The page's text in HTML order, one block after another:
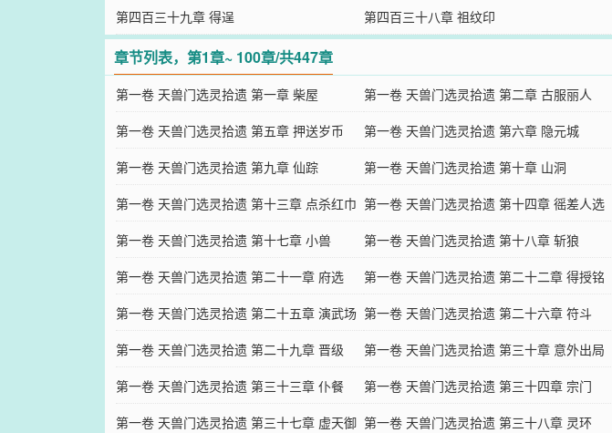
第四百三十九章 得逞
第四百三十八章 祖纹印
章节列表，第1章~ 100章/共447章
第一卷 天兽门选灵拾遗 第一章 柴屋 第一卷 天兽门选灵拾遗 第二章 古服丽人
第一卷 天兽门选灵拾遗 第五章 押送岁币
第一卷 天兽门选灵拾遗 第六章 隐元城
第一卷 天兽门选灵拾遗 第九章 仙踪
第一卷 天兽门选灵拾遗 第十章 山洞
第一卷 天兽门选灵拾遗 第十三章 点杀红巾
盗
第一卷 天兽门选灵拾遗 第十四章 徭差人选
第一卷 天兽门选灵拾遗 第十七章 小兽
第一卷 天兽门选灵拾遗 第十八章 斩狼
第一卷 天兽门选灵拾遗 第二十一章 府选
第一卷 天兽门选灵拾遗 第二十二章 得授铭
牌
第一卷 天兽门选灵拾遗 第二十五章 演武场 第一卷 天兽门选灵拾遗 第二十六章 符斗
第一卷 天兽门选灵拾遗 第二十九章 晋级
第一卷 天兽门选灵拾遗 第三十章 意外出局
第一卷 天兽门选灵拾遗 第三十三章 仆餐
第一卷 天兽门选灵拾遗 第三十四章 宗门
第一卷 天兽门选灵拾遗 第三十七章 虚天御 第一卷 天兽门选灵拾遗 第三十八章 灵环